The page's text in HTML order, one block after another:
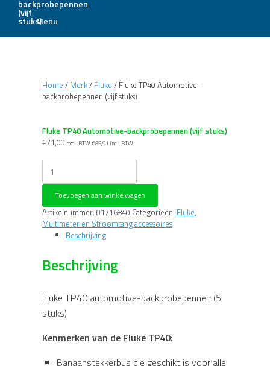
Menu
Home / Merk/ Fluke / Fluke TP40 Automotive-
backprobepennen (vijf stuks)
Fluke TP40 Automotive-backprobepennen (vijf stuks)
€71,00 excl. BTW €85,91 incl. BTW
Fluke
TP40
Automotive-
backprobepennen
(vijf
stuks)
aantal
Toevoegen aan winkelwagen
Artikelnummer: 01716840 Categorieën: Fluke,
Multimeter en Stroomtang accessoires
Beschrijving
Beschrijving
Fluke TP40 automotive-backprobepennen (5
stuks)
Kenmerken van de Fluke TP40:
Banaanstekkerbus die geschikt is voor alle